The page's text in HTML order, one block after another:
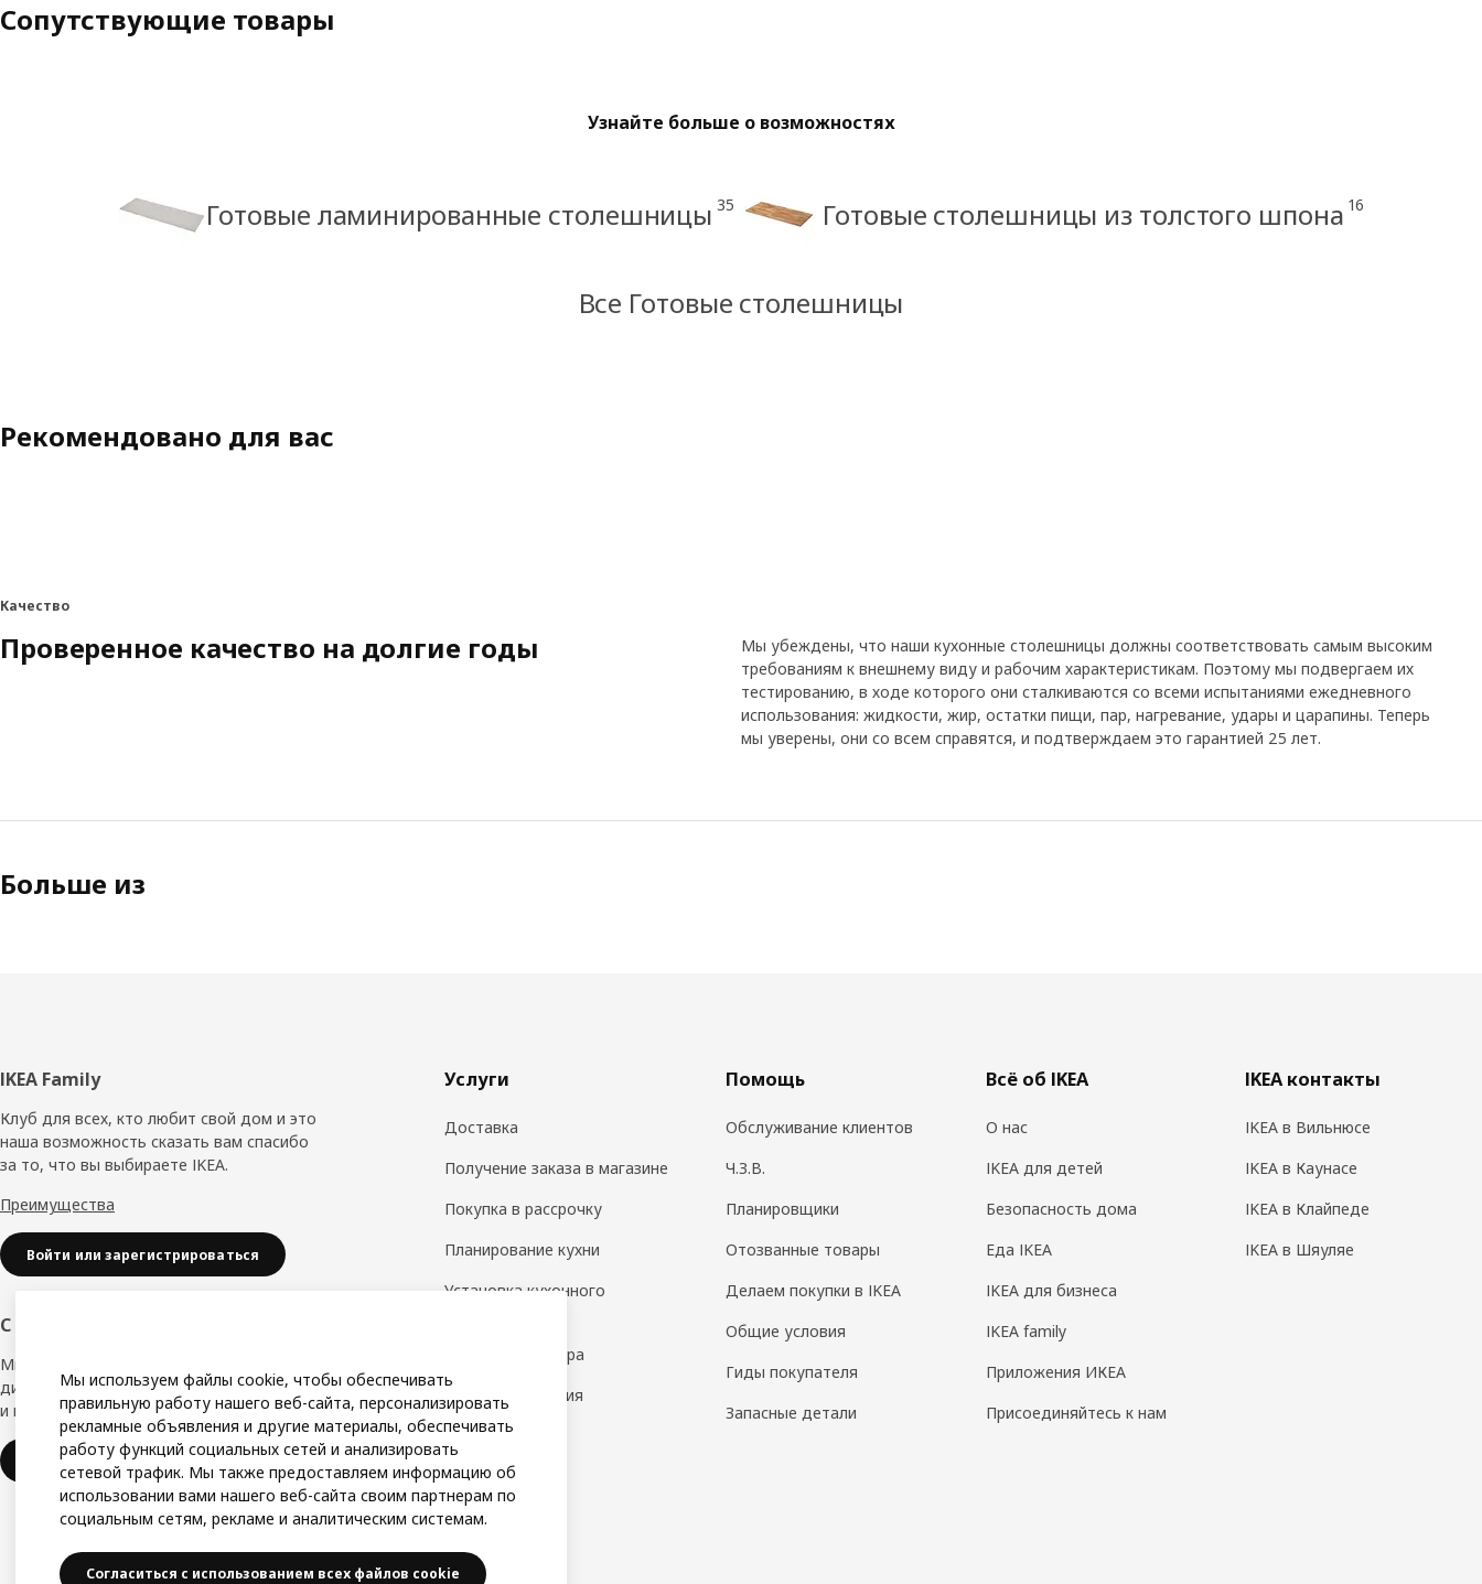
Сопутствующие товары
Узнайте больше о возможностях
Готовые ламинированные столешницы 35 Готовые столешницы из толстого шпона 16
Все Готовые столешницы
Рекомендовано для вас
Качество
Проверенное качество на долгие годы
Мы убеждены, что наши кухонные столешницы должны соответствовать самым высоким
требованиям к внешнему виду и рабочим характеристикам. Поэтому мы подвергаем их
тестированию, в ходе которого они сталкиваются со всеми испытаниями ежедневного
использования: жидкости, жир, остатки пищи, пар, нагревание, удары и царапины. Теперь
мы уверены, они со всем справятся, и подтверждаем это гарантией 25 лет.
Больше из
Нижний
колонтитул
IKEA Family
Клуб для всех, кто любит свой дом и это
наша возможность сказать вам спасибо
за то, что вы выбираете IKEA.
Преимущества
Войти или зарегистрироваться
С заботой о вашем бизнесе
Мы в IKEA, предлагаем безупречный
дизайн, вариации стилей, отличные цены
и надёжное качество.
IKEA для бизнеса
Услуги
Доставка
Получение заказа в магазине
Покупка в рассрочку
Планирование кухни
Установка кухонного
Дизайн интерьера
Замер помещения
Сборка
Помощь
Обслуживание клиентов
Ч.З.В.
Планировщики
Отозванные товары
Делаем покупки в IKEA
Общие условия
Гиды покупателя
Запасные детали
Всё об IKEA
О нас
IKEA для детей
Безопасность дома
Еда IKEA
IKEA для бизнеса
IKEA family
Приложения ИКЕА
Присоединяйтесь к нам
IKEA контакты
IKEA в Вильнюсе
IKEA в Каунасе
IKEA в Клайпеде
IKEA в Шяуляе
Мы используем файлы cookie, чтобы обеспечивать
правильную работу нашего веб-сайта, персонализировать
рекламные объявления и другие материалы, обеспечивать
работу функций социальных сетей и анализировать
сетевой трафик. Мы также предоставляем информацию об
использовании вами нашего веб-сайта своим партнерам по
социальным сетям, рекламе и аналитическим системам.
Согласиться с использованием всех файлов cookie